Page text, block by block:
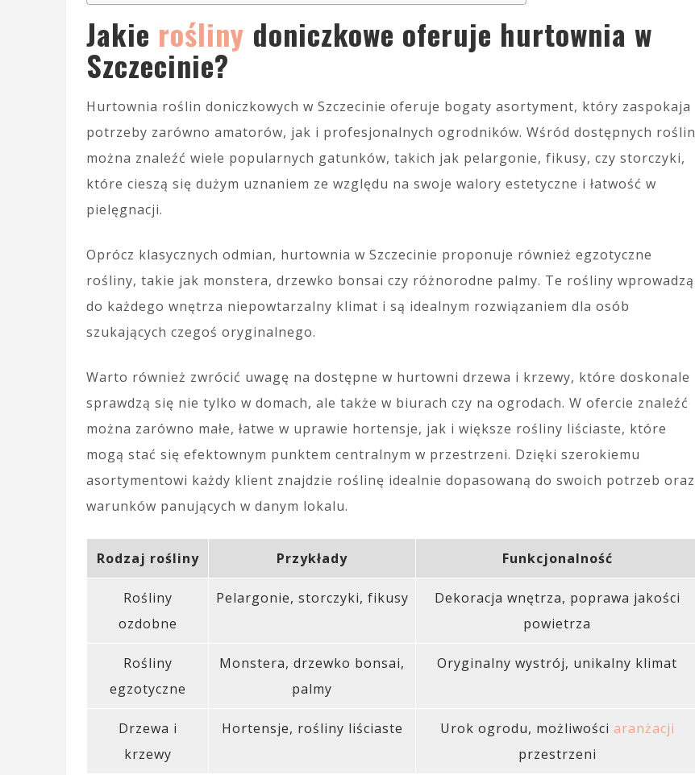
Jakie rośliny doniczkowe oferuje hurtownia w
Szczecinie?
Hurtownia roślin doniczkowych w Szczecinie oferuje bogaty asortyment, który zaspokaja
potrzeby zarówno amatorów, jak i profesjonalnych ogrodników. Wśród dostępnych roślin
można znaleźć wiele popularnych gatunków, takich jak pelargonie, fikusy, czy storczyki,
które cieszą się dużym uznaniem ze względu na swoje walory estetyczne i łatwość w
pielęgnacji.
Oprócz klasycznych odmian, hurtownia w Szczecinie proponuje również egzotyczne
rośliny, takie jak monstera, drzewko bonsai czy różnorodne palmy. Te rośliny wprowadzą
do każdego wnętrza niepowtarzalny klimat i są idealnym rozwiązaniem dla osób
szukających czegoś oryginalnego.
Warto również zwrócić uwagę na dostępne w hurtowni drzewa i krzewy, które doskonale
sprawdzą się nie tylko w domach, ale także w biurach czy na ogrodach. W ofercie znaleźć
można zarówno małe, łatwe w uprawie hortensje, jak i większe rośliny liściaste, które
mogą stać się efektownym punktem centralnym w przestrzeni. Dzięki szerokiemu
asortymentowi każdy klient znajdzie roślinę idealnie dopasowaną do swoich potrzeb oraz
warunków panujących w danym lokalu.
Rodzaj rośliny Przykłady Funkcjonalność
Rośliny
ozdobne
Pelargonie, storczyki, fikusy
Dekoracja wnętrza, poprawa jakości
powietrza
Rośliny
egzotyczne
Monstera, drzewko bonsai,
palmy
Oryginalny wystrój, unikalny klimat
Drzewa i
krzewy
Hortensje, rośliny liściaste Urok ogrodu, możliwości aranżacji
przestrzeni